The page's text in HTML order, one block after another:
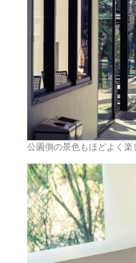
公園側の景色もほどよく楽